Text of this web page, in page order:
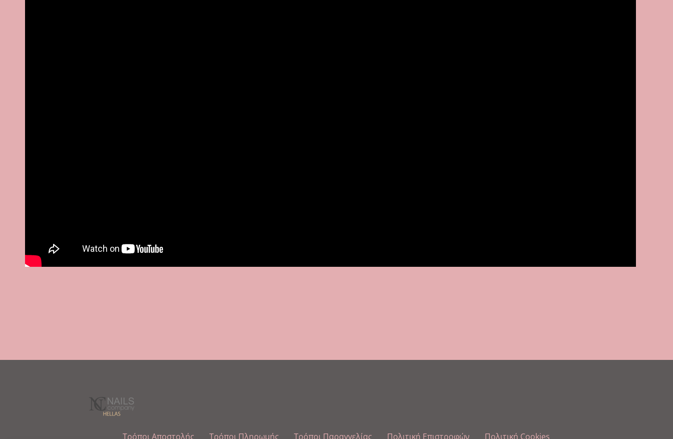
Τρόποι Αποστολής Τρόποι Πληρωμής Τρόποι Παραγγελίας Πολιτική Επιστροφών Πολιτική Cookies